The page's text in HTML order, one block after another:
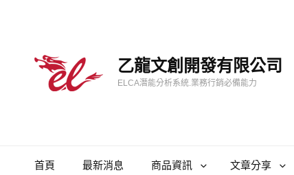
乙龍文創開發有限公司
ELCA潛能分析系統.業務行銷必備能力
首頁 最新消息 商品資訊 文章分享